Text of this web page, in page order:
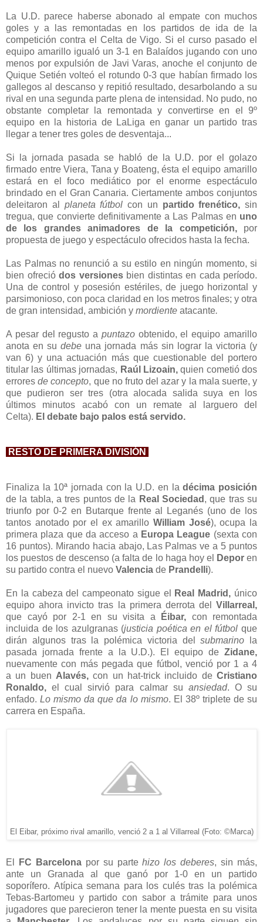
La U.D. parece haberse abonado al empate con muchos
goles y a las remontadas en los partidos de ida de la
competición contra el Celta de Vigo. Si el curso pasado el
equipo amarillo igualó un 3-1 en Balaídos jugando con uno
menos por expulsión de Javi Varas, anoche el conjunto de
Quique Setién volteó el rotundo 0-3 que habían firmado los
gallegos al descanso y repitió resultado, desarbolando a su
rival en una segunda parte plena de intensidad. No pudo, no
obstante completar la remontada y convertirse en el 9º
equipo en la historia de LaLiga en ganar un partido tras
llegar a tener tres goles de desventaja...
Si la jornada pasada se habló de la U.D. por el golazo
firmado entre Viera, Tana y Boateng, ésta el equipo amarillo
estará en el foco mediático por el enorme espectáculo
brindado en el Gran Canaria. Ciertamente ambos conjuntos
deleitaron al planeta fútbol con un partido frenético, sin
tregua, que convierte definitivamente a Las Palmas en uno
de los grandes animadores de la competición, por
propuesta de juego y espectáculo ofrecidos hasta la fecha.
Las Palmas no renunció a su estilo en ningún momento, si
bien ofreció dos versionesbien distintas en cada período.
Una de control y posesión estériles, de juego horizontal y
parsimonioso, con poca claridad en los metros finales; y otra
de gran intensidad, ambición y mordiente atacante.
A pesar del regusto a puntazoobtenido, el equipo amarillo
anota en sudebe una jornada más sin lograr la victoria (y
van 6) y una actuación más que cuestionable del portero
titular las últimas jornadas, Raúl Lizoain,quien cometió dos
erroresde concepto, que no fruto del azar y la mala suerte, y
que pudieron ser tres (otra alocada salida suya en los
últimos minutos acabó con un remate al larguero del
Celta). El debate bajo palos está servido.
RESTO DE PRIMERA DIVISIÓN
Finaliza la 10ª jornada con la U.D. en ladécima posición
de la tabla, a tres puntos de la Real Sociedad , que tras su
triunfo por 0-2 en Butarque frente al Leganés (uno de los
tantos anotado por el ex amarillo William José), ocupa la
primera plaza que da acceso a Europa League (sexta con
16 puntos). Mirando hacia abajo, Las Palmas ve a 5 puntos
los puestos de descenso (a falta de lo haga hoy el
Deporen
su partido contra el nuevo Valencia de Prandelli).
En la cabeza del campeonato sigue el Real Madrid, único
equipo ahora invicto tras la primera derrota del Villarreal,
que cayó por 2-1 en su visita a
Éibar, con remontada
incluida de los azulgranas (justicia poética en el fútbol que
dirán algunos tras la polémica victoria delsubmarino la
pasada jornada frente a la U.D.). El equipo de Zidane,
nuevamente con más pegada que fútbol, venció por 1 a 4
a un buen Alavés, con un hat-trick incluido de Cristiano
Ronaldo,el cual sirvió para calmar su ansiedad. O su
enfado.Lo mismo da que da lo mismo. El 38º triplete de su
carrera en España.
El Eibar, próximo rival amarillo, venció 2 a 1 al Villarreal (Foto: ©Marca)
El FC Barcelonapor su partehizo los deberes, sin más,
ante un Granada al que ganó por 1-0 en un partido
soporífero. Atípica semana para los culés tras la polémica
Tebas-Bartomeu y partido con sabor a trámite para unos
jugadores que parecieron tener la mente puesta en su visita